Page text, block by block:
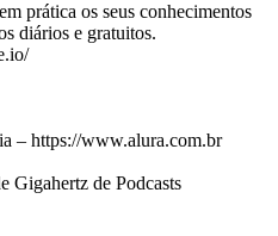
prática os seus conhecimentos
diários e gratuitos.
– https://www.alura.com.br
Gigahertz de Podcasts